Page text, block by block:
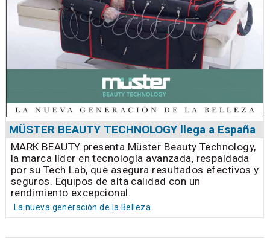
MÜSTER BEAUTY TECHNOLOGY llega a España
MARK BEAUTY presenta Müster Beauty Technology,
la marca líder en tecnología avanzada, respaldada
por su Tech Lab, que asegura resultados efectivos y
seguros. Equipos de alta calidad con un
rendimiento excepcional.
La nueva generación de la Belleza